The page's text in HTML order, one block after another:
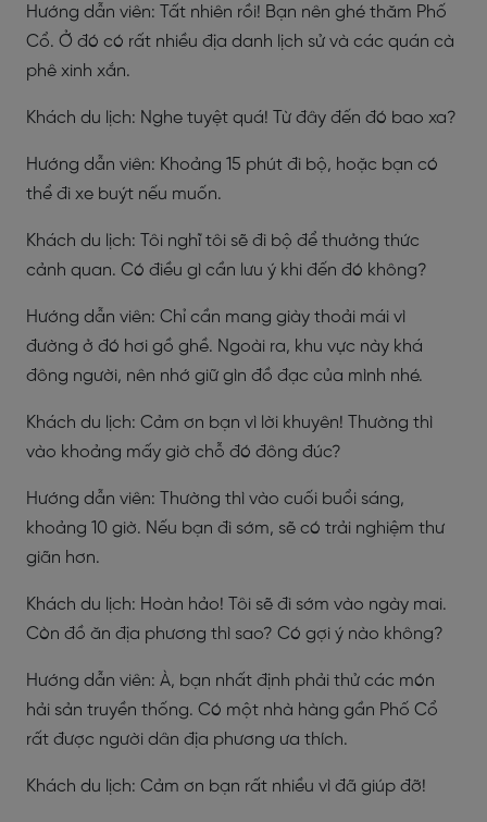
Hướng dẫn viên: Tất nhiên rồi! Bạn nên ghé thăm Phố
Cổ. Ở đó có rất nhiều địa danh lịch sử và các quán cà
phê xinh xắn.
Khách du lịch: Nghe tuyệt quá! Từ đây đến đó bao xa?
Hướng dẫn viên: Khoảng 15 phút đi bộ, hoặc bạn có
thể đi xe buýt nếu muốn.
Khách du lịch: Tôi nghĩ tôi sẽ đi bộ để thưởng thức
cảnh quan. Có điều gì cần lưu ý khi đến đó không?
Hướng dẫn viên: Chỉ cần mang giày thoải mái vì
đường ở đó hơi gồ ghề. Ngoài ra, khu vực này khá
đông người, nên nhớ giữ gìn đồ đạc của mình nhé.
Khách du lịch: Cảm ơn bạn vì lời khuyên! Thường thì
vào khoảng mấy giờ chỗ đó đông đúc?
Hướng dẫn viên: Thường thì vào cuối buổi sáng,
khoảng 10 giờ. Nếu bạn đi sớm, sẽ có trải nghiệm thư
giãn hơn.
Khách du lịch: Hoàn hảo! Tôi sẽ đi sớm vào ngày mai.
Còn đồ ăn địa phương thì sao? Có gợi ý nào không?
Hướng dẫn viên: À, bạn nhất định phải thử các món
hải sản truyền thống. Có một nhà hàng gần Phố Cổ
rất được người dân địa phương ưa thích.
Khách du lịch: Cảm ơn bạn rất nhiều vì đã giúp đỡ!